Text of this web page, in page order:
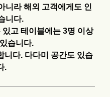
니라 해외 고객에게도 인
니다.
고 테이블에는 3명 이상
습니다.
니다. 다다미 공간도 있습
.